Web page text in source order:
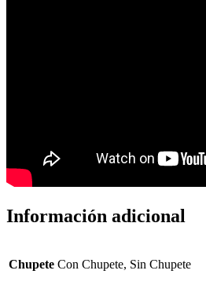
Información adicional
Chupete Con Chupete, Sin Chupete